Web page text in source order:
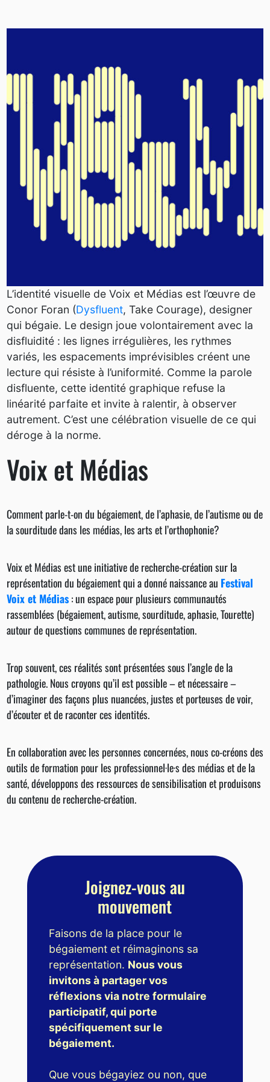
L’identité visuelle de Voix et Médias est l’œuvre de
Conor Foran (Dysfluent, Take Courage), designer
qui bégaie. Le design joue volontairement avec la
disfluidité : les lignes irrégulières, les rythmes
variés, les espacements imprévisibles créent une
lecture qui résiste à l’uniformité. Comme la parole
disfluente, cette identité graphique refuse la
linéarité parfaite et invite à ralentir, à observer
autrement. C’est une célébration visuelle de ce qui
déroge à la norme.
Voix et Médias
Comment parle-t-on du bégaiement, de l’aphasie, de l’autisme ou de
la sourditude dans les médias, les arts et l’orthophonie?
Voix et Médias est une initiative de recherche-création sur la
représentation du bégaiement qui a donné naissance au Festival
Voix et Médias: un espace pour plusieurs communautés
rassemblées (bégaiement, autisme, sourditude, aphasie, Tourette)
autour de questions communes de représentation.
Trop souvent, ces réalités sont présentées sous l’angle de la
pathologie. Nous croyons qu’il est possible – et nécessaire –
d’imaginer des façons plus nuancées, justes et porteuses de voir,
d’écouter et de raconter ces identités.
En collaboration avec les personnes concernées, nous co-créons des
outils de formation pour les professionnel·le·s des médias et de la
santé, développons des ressources de sensibilisation et produisons
du contenu de recherche-création.
Joignez-vous au
mouvement
Faisons de la place pour le
bégaiement et réimaginons sa
représentation. Nous vous
invitons à partager vos
réflexions via notre formulaire
participatif, qui porte
spécifiquement sur le
bégaiement.
Que vous bégayiez ou non, que